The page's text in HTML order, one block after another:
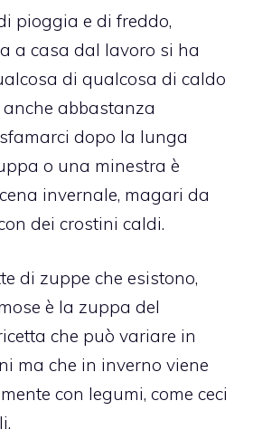
pioggia e di freddo,
a casa dal lavoro si ha
di qualcosa di caldo
abbastanza
dopo la lunga
o una minestra è
invernale, magari da
dei crostini caldi.
di zuppe che esistono,
è la zuppa del
che può variare in
ma che in inverno viene
con legumi, come ceci